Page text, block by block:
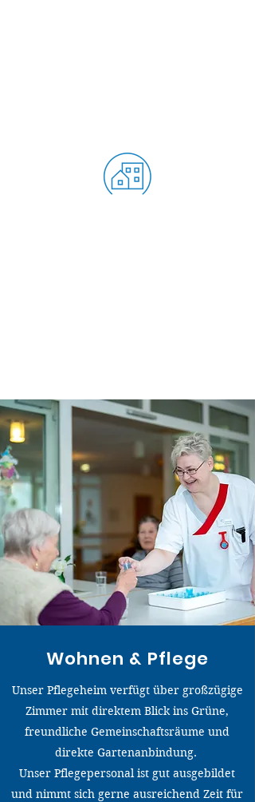
Wohnen & Pflege
Unser Pflegeheim verfügt über großzügige
Zimmer mit direktem Blick ins Grüne,
freundliche Gemeinschaftsräume und
direkte Gartenanbindung.
Unser Pflegepersonal ist gut ausgebildet
und nimmt sich gerne ausreichend Zeit für